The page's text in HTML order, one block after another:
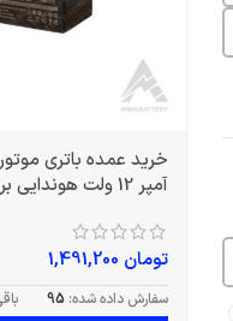
آمپر 12 ولت هوندایی برند ولتا
تومان
سفارش داده شده: 95